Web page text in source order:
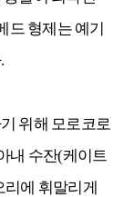
드 형제는 예기
위해 모로코로
내 수잔(케이트
리에 휘말리게